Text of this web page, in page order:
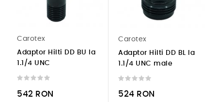
Carotex
Adaptor Hilti DD BU la
1.1/4 UNC
542 RON
Carotex
Adaptor Hilti DD BL la
1.1/4 UNC male
524 RON